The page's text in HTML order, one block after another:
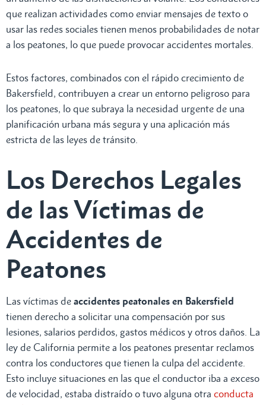
que realizan actividades como enviar mensajes de texto o
usar las redes sociales tienen menos probabilidades de notar
a los peatones, lo que puede provocar accidentes mortales.
Estos factores, combinados con el rápido crecimiento de
Bakersfield, contribuyen a crear un entorno peligroso para
los peatones, lo que subraya la necesidad urgente de una
planificación urbana más segura y una aplicación más
estricta de las leyes de tránsito.
Los Derechos Legales
de las Víctimas de
Accidentes de
Peatones
Las víctimas de accidentes peatonales en Bakersfield
tienen derecho a solicitar una compensación por sus
lesiones, salarios perdidos, gastos médicos y otros daños. La
ley de California permite a los peatones presentar reclamos
contra los conductores que tienen la culpa del accidente.
Esto incluye situaciones en las que el conductor iba a exceso
de velocidad, estaba distraído o tuvo alguna otra conducta